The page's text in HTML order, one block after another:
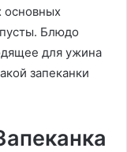
основных
Блюдо
для ужина
запеканки